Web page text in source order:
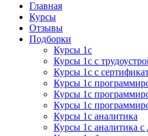
Курсы 1С
Курсы 1С официальная
Главная
Курсы
Отзывы
Подборки
Курсы 1с
Курсы 1с с
Курсы 1с с
Курсы 1с
Курсы 1с
Курсы 1с
Курсы 1с аналитика
Курсы 1с аналитика